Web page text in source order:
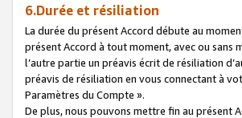
6.Durée et résiliation
La durée du présent Accord débute au
présent Accord à tout moment, avec ou sans
l’autre partie un préavis écrit de résiliation
préavis de résiliation en vous connectant à
Paramètres du Compte ».
De plus, nous pouvons mettre fin au présent